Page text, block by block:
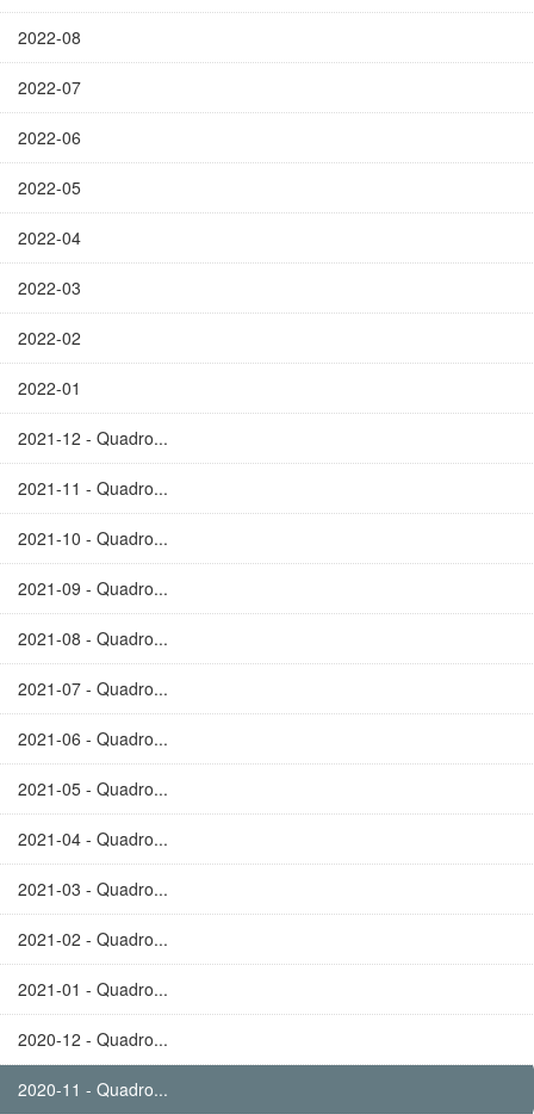
2022-08
2022-07
2022-06
2022-05
2022-04
2022-03
2022-02
2022-01
2021-12 - Quadro...
2021-11 - Quadro...
2021-10 - Quadro...
2021-09 - Quadro...
2021-08 - Quadro...
2021-07 - Quadro...
2021-06 - Quadro...
2021-05 - Quadro...
2021-04 - Quadro...
2021-03 - Quadro...
2021-02 - Quadro...
2021-01 - Quadro...
2020-12 - Quadro...
2020-11 - Quadro...